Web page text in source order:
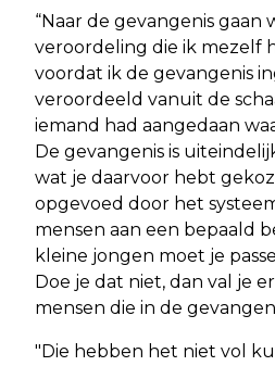
“Naar de gevangenis gaan
veroordeling die ik mezelf
voordat ik de gevangenis
veroordeeld vanuit de
iemand had aangedaan
De gevangenis is
wat je daarvoor hebt
opgevoed door het
mensen aan een bepaald
kleine jongen moet je
Doe je dat niet, dan val je
mensen die in de
"Die hebben het niet vol